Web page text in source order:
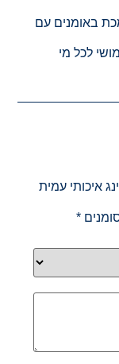
באומנים עם
לכל מי
איכותי עמית
*